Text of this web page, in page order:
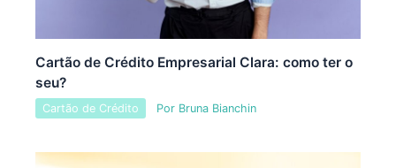
Cartão de Crédito Empresarial Clara: como ter o
seu?
Cartão de Crédito Por Bruna Bianchin